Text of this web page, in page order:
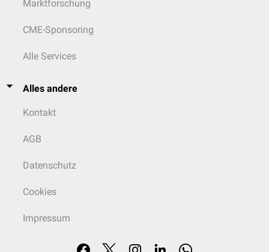
Marktforschung
CME-Sponsoring
Alle Services
Alles andere
Kontakt
AGB
Datenschutz
Cookies
Impressum